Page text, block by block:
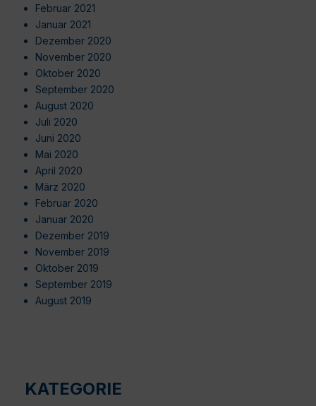
Februar 2021
Januar 2021
Dezember 2020
November 2020
Oktober 2020
September 2020
August 2020
Juli 2020
Juni 2020
Mai 2020
April 2020
März 2020
Februar 2020
Januar 2020
Dezember 2019
November 2019
Oktober 2019
September 2019
August 2019
KATEGORIE